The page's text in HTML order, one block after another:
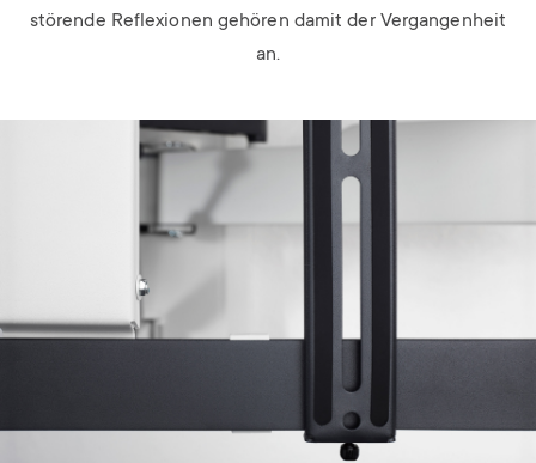
störende Reflexionen gehören damit der Vergangenheit
an.